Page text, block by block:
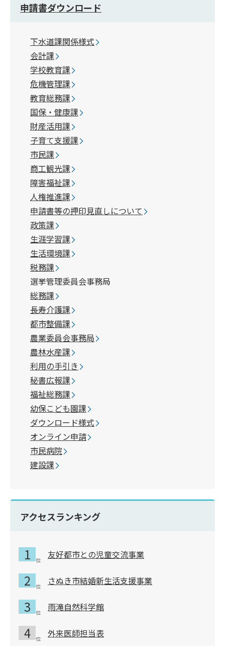
申請書ダウンロード
下水道課関係様式
会計課
学校教育課
危機管理課
教育総務課
国保・健康課
財産活用課
子育て支援課
市民課
商工観光課
障害福祉課
人権推進課
申請書等の押印見直しについて
政策課
生涯学習課
生活環境課
税務課
選挙管理委員会事務局
総務課
長寿介護課
都市整備課
農業委員会事務局
農林水産課
利用の手引き
秘書広報課
福祉総務課
幼保こども園課
ダウンロード様式
オンライン申請
市民病院
建設課
アクセスランキング
友好都市との児童交流事業
さぬき市結婚新生活支援事業
雨滝自然科学館
外来医師担当表